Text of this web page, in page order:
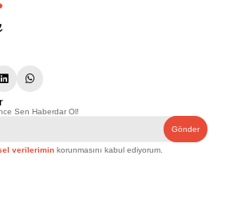
Sen Haberdar Ol!
Gönder
verilerimin korunmasını kabul ediyorum.